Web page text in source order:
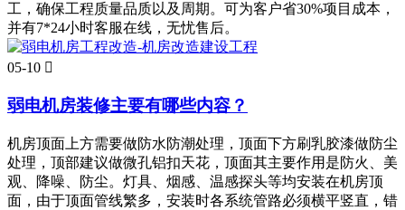
工，确保工程质量品质以及周期。可为客户省30%项目成本，
并有7*24小时客服在线，无忧售后。
05-10 
弱电机房装修主要有哪些内容？
机房顶面上方需要做防水防潮处理，顶面下方刷乳胶漆做防尘
处理，顶部建议做微孔铝扣天花，顶面其主要作用是防火、美
观、降噪、防尘。灯具、烟感、温感探头等均安装在机房顶
面，由于顶面管线繁多，安装时各系统管路必须横平竖直，错